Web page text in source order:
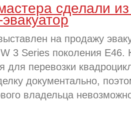
сделали
на продажу
3 Series поколения E46.
для перевозки
документально,
владельца